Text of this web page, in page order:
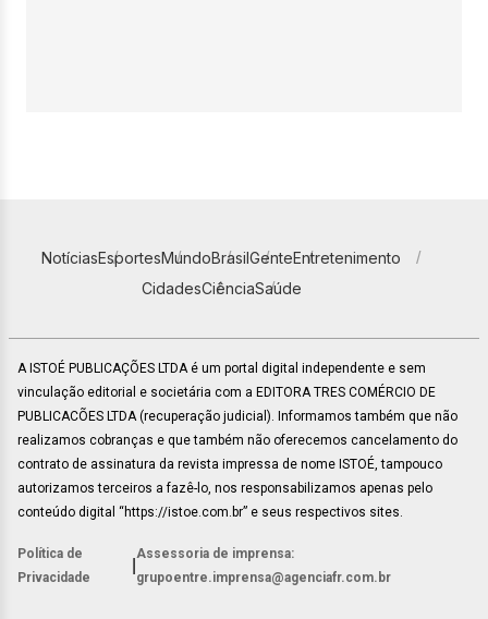
NotíciasEsportesMundoBrasilGenteEntretenimento
CidadesCiênciaSaúde
A ISTOÉ PUBLICAÇÕES LTDA é um portal digital independente e sem
vinculação editorial e societária com a EDITORA TRES COMÉRCIO DE
PUBLICACÕES LTDA (recuperação judicial). Informamos também que não
realizamos cobranças e que também não oferecemos cancelamento do
contrato de assinatura da revista impressa de nome ISTOÉ, tampouco
autorizamos terceiros a fazê-lo, nos responsabilizamos apenas pelo
conteúdo digital “https://istoe.com.br” e seus respectivos sites.
Política de
Privacidade
Assessoria de imprensa:
grupoentre.imprensa@agenciafr.com.br